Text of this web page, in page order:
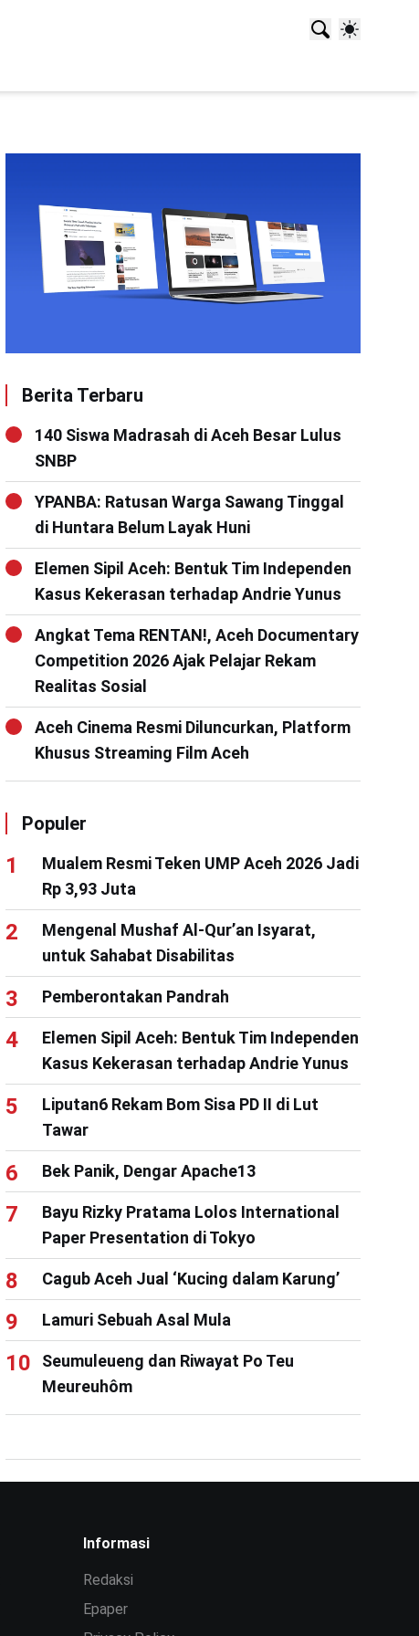
Berita Terbaru
140 Siswa Madrasah di Aceh Besar Lulus
SNBP
YPANBA: Ratusan Warga Sawang Tinggal
di Huntara Belum Layak Huni
Elemen Sipil Aceh: Bentuk Tim Independen
Kasus Kekerasan terhadap Andrie Yunus
Angkat Tema RENTAN!, Aceh Documentary
Competition 2026 Ajak Pelajar Rekam
Realitas Sosial
Aceh Cinema Resmi Diluncurkan, Platform
Khusus Streaming Film Aceh
Populer
Mualem Resmi Teken UMP Aceh 2026 Jadi
Rp 3,93 Juta
Mengenal Mushaf Al-Qur’an Isyarat,
untuk Sahabat Disabilitas
Pemberontakan Pandrah
Elemen Sipil Aceh: Bentuk Tim Independen
Kasus Kekerasan terhadap Andrie Yunus
Liputan6 Rekam Bom Sisa PD II di Lut
Tawar
Bek Panik, Dengar Apache13
Bayu Rizky Pratama Lolos International
Paper Presentation di Tokyo
Cagub Aceh Jual ‘Kucing dalam Karung’
Lamuri Sebuah Asal Mula
Seumuleueng dan Riwayat Po Teu
Meureuhôm
Informasi
Redaksi
Epaper